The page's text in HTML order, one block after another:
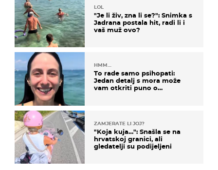
LOL
"Je li živ, zna li se?": Snimka s
Jadrana postala hit, radi li i
vaš muž ovo?
HMM…
To rade samo psihopati:
Jedan detalj s mora može
vam otkriti puno o
ZAMJERATE LI JOJ?
"Koja kuja…": Snašla se na
hrvatskoj granici, ali
gledatelji su podijeljeni